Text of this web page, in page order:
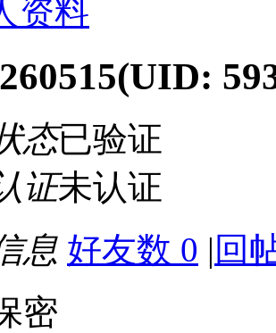
资料
(UID:
态已验证
证未认证
息 好友数 0 | 回
密